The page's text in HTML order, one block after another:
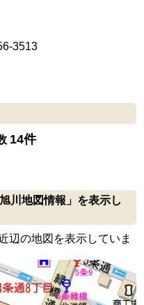
3513
14件
川地図情報」を表示し
辺の地図を表示していま